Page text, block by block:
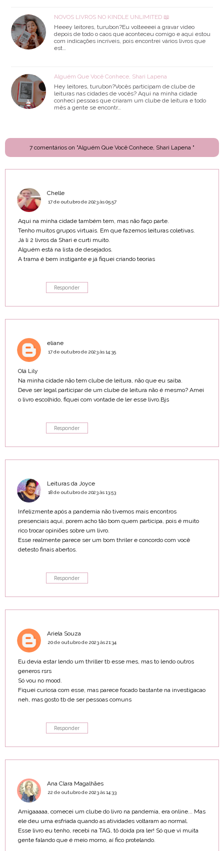
NOVOS LIVROS NO KINDLE UNLIMITED 📖
Heeey leitores, turubon?Eu volteeeei a gravar video
depois de todo o caos que aconteceu comigo e aqui estou
com indicações incríveis, pois encontrei vários livros que
est…
Alguém Que Você Conhece, Shari Lapena
Hey leitores, turubon?Vocês participam de clube de
leituras nas cidades de vocês? Aqui na minha cidade
conheci pessoas que criaram um clube de leitura e todo
mês a gente se encontr…
7 comentários on "Alguém Que Você Conhece, Shari Lapena "
Chelle
17 de outubro de 2023 às 05:57
Aqui na minha cidade também tem, mas não faço parte.
Tenho muitos grupos virtuais. Em que fazemos leituras coletivas.
Já li 2 livros da Shari e curti muito.
Alguém está na lista de desejados.
A trama é bem instigante e já fiquei criando teorias
Responder
eliane
17 de outubro de 2023 às 14:35
Olá Lily
Na minha cidade não tem clube de leitura, não que eu saiba.
Deve ser legal participar de um clube de leitura não é mesmo? Amei
o livro escolhido, fiquei com vontade de ler esse livro.Bjs
Responder
Leituras da Joyce
18 de outubro de 2023 às 13:53
Infelizmente após a pandemia não tivemos mais encontros
presenciais aqui, porem acho tão bom quem participa, pois é muito
rico trocar opiniões sobre um livro.
Esse realmente parece ser um bom thriler e concordo com você
detesto finais abertos.
Responder
Ariela Souza
20 de outubro de 2023 às 21:34
Eu devia estar lendo um thriller tb esse mes, mas to lendo outros
generos rsrs
Só vou no mood.
Fiquei curiosa com esse, mas parece focado bastante na investigacao
neh, mas gosto tb de ser pessoas comuns
Responder
Ana Clara Magalhães
22 de outubro de 2023 às 14:33
Amigaaaaa, comecei um clube do livro na pandemia, era online... Mas
ele deu uma esfriada quando as atividades voltaram ao normal.
Esse livro eu tenho, recebi na TAG, tô doida pra ler! Só que vi muita
gente falando que é meio morno, aí fico protelando.